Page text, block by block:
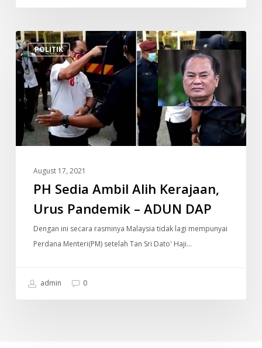
POLITIK
PH
Sedia
Ambil
Alih
Kerajaan,
Pandemik
–
August 17, 2021
PH Sedia Ambil Alih Kerajaan,
Urus Pandemik – ADUN DAP
Dengan ini secara rasminya Malaysia tidak lagi mempunyai
Perdana Menteri(PM) setelah Tan Sri Dato' Haji…
admin 0